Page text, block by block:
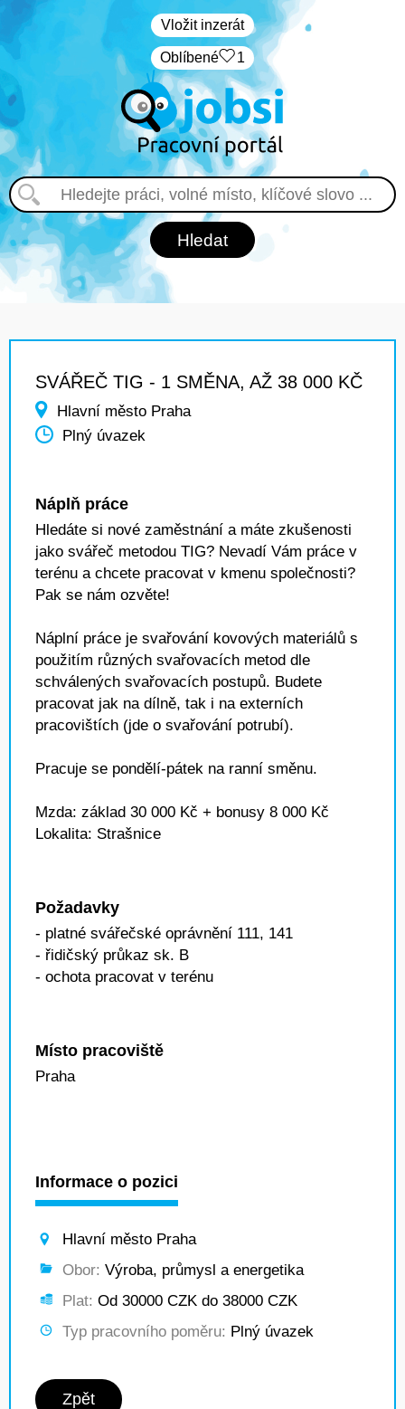
Vložit inzerát
Oblíbené 1
SVÁŘEČ TIG - 1 SMĚNA, AŽ 38 000 KČ
Hlavní město Praha
Plný úvazek
Náplň práce
Hledáte si nové zaměstnání a máte zkušenosti
jako svářeč metodou TIG? Nevadí Vám práce v
terénu a chcete pracovat v kmenu společnosti?
Pak se nám ozvěte!
Náplní práce je svařování kovových materiálů s
použitím různých svařovacích metod dle
schválených svařovacích postupů. Budete
pracovat jak na dílně, tak i na externích
pracovištích (jde o svařování potrubí).
Pracuje se pondělí-pátek na ranní směnu.
Mzda: základ 30 000 Kč + bonusy 8 000 Kč
Lokalita: Strašnice
Požadavky
- platné svářečské oprávnění 111, 141
- řidičský průkaz sk. B
- ochota pracovat v terénu
Místo pracoviště
Praha
Informace o pozici
Hlavní město Praha
Obor: Výroba, průmysl a energetika
Plat: Od 30000 CZK do 38000 CZK
Typ pracovního poměru: Plný úvazek
Zpět